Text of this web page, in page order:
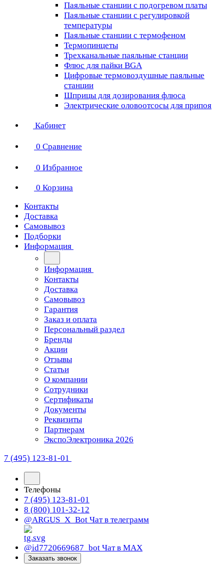
Паяльные станции с подогревом платы
Паяльные станции с регулировкой
температуры
Паяльные станции с термофеном
Термопинцеты
Трехканальные паяльные станции
Флюс для пайки BGA
Цифровые термовоздушные паяльные
станции
Шприцы для дозирования флюса
Электрические оловоотсосы для припоя
Кабинет
0 Сравнение
0 Избранное
0 Корзина
Контакты
Доставка
Самовывоз
Подборки
Информация
Информация
Контакты
Доставка
Самовывоз
Гарантия
Заказ и оплата
Персональный раздел
Бренды
Акции
Отзывы
Статьи
О компании
Сотрудники
Сертификаты
Документы
Реквизиты
Партнерам
ЭкспоЭлектроника 2026
7 (495) 123-81-01
Телефоны
7 (495) 123-81-01
8 (800) 101-32-12
@ARGUS_X_Bot Чат в телеграмм
@id7720669687_bot Чат в МАХ
Заказать звонок